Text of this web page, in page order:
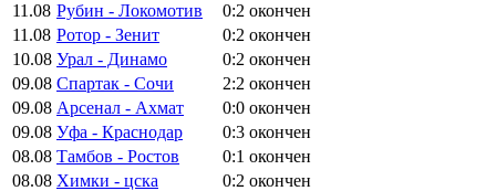
11.08 Рубин - Локомотив 0:2 окончен
11.08 Ротор - Зенит 0:2 окончен
10.08 Урал - Динамо 0:2 окончен
09.08 Спартак - Сочи 2:2 окончен
09.08 Арсенал - Ахмат 0:0 окончен
09.08 Уфа - Краснодар 0:3 окончен
08.08 Тамбов - Ростов 0:1 окончен
08.08 Химки - цска 0:2 окончен